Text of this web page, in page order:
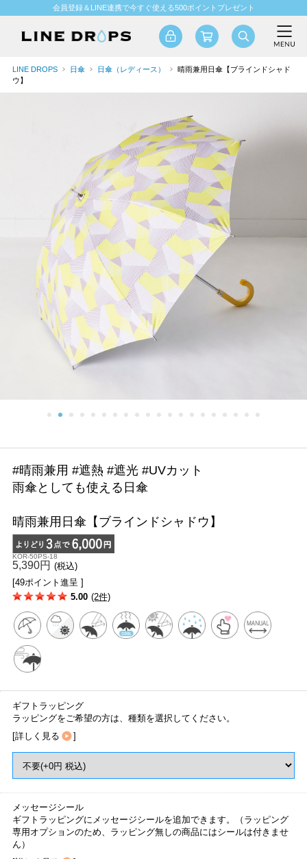
会員登録＆LINE連携で今すぐ使える500ポイントプレゼント
LINE DROPS 日傘 日傘（レディース）
晴雨兼用日傘【ブラインドシャド
ウ】
#晴雨兼用 #遮熱 #遮光 #UVカット
雨傘としても使える日傘
晴雨兼用日傘【ブラインドシャドウ】
KOR-50PS-18
5,390円 (税込)
[49ポイント進呈 ]
5.00 (2件)
ギフトラッピング
ラッピングをご希望の方は、種類を選択してください。
[詳しく見る ]
メッセージシール
ギフトラッピングにメッセージシールを追加できます。（ラッピング
専用オプションのため、ラッピング無しの商品にはシールは付きませ
ん）